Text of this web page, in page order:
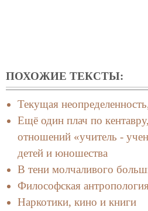
ПОХОЖИЕ ТЕКСТЫ:
Текущая
Ещё один плач по
отношений «учитель -
детей и юношества
В тени молчаливого
Философская
Наркотики, кино и книги